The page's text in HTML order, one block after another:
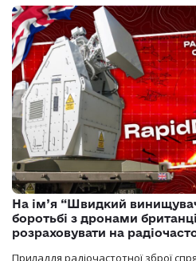
На ім’я “Швидкий
боротьбі з дронами
розраховувати на
Приладдя радіочастотної зброї